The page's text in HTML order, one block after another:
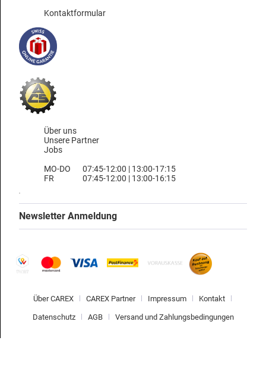
Kontaktformular
Über uns
Unsere Partner
Jobs
MO-DO
FR
07:45-12:00 | 13:00-17:15
07:45-12:00 | 13:00-16:15
Newsletter Anmeldung
Über CAREX CAREX Partner Impressum Kontakt
Datenschutz AGB Versand und Zahlungsbedingungen